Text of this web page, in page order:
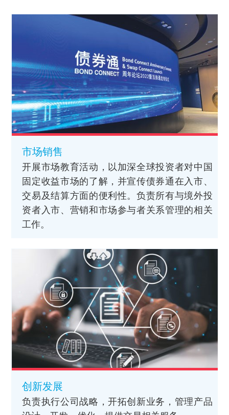
市场销售
开展市场教育活动，以加深全球投资者对中国
固定收益市场的了解，并宣传债券通在入市、
交易及结算方面的便利性。负责所有与境外投
资者入市、营销和市场参与者关系管理的相关
工作。
创新发展
负责执行公司战略，开拓创新业务，管理产品